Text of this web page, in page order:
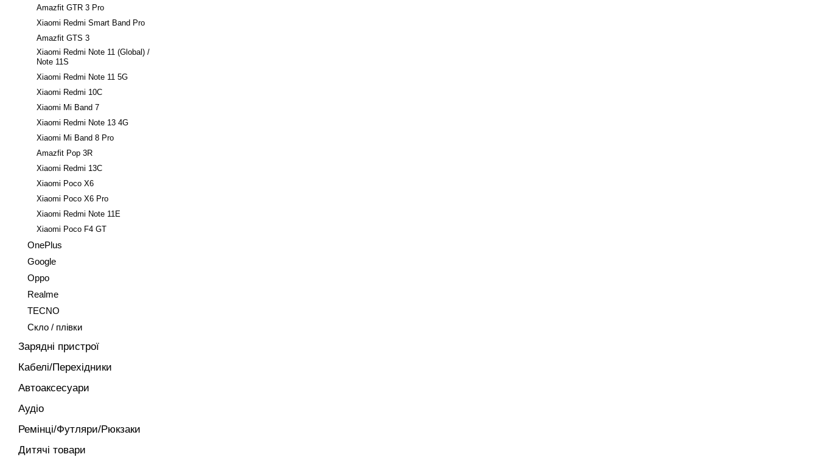
Amazfit GTR 3 Pro
Xiaomi Redmi Smart Band Pro
Amazfit GTS 3
Xiaomi Redmi Note 11 (Global) /
Note 11S
Xiaomi Redmi Note 11 5G
Xiaomi Redmi 10C
Xiaomi Mi Band 7
Xiaomi Redmi Note 13 4G
Xiaomi Mi Band 8 Pro
Amazfit Pop 3R
Xiaomi Redmi 13C
Xiaomi Poco X6
Xiaomi Poco X6 Pro
Xiaomi Redmi Note 11E
Xiaomi Poco F4 GT
OnePlus
Google
Oppo
Realme
TECNO
Скло / плівки
Зарядні пристрої
Кабелі/Перехідники
Автоаксесуари
Аудіо
Ремінці/Футляри/Рюкзаки
Дитячі товари